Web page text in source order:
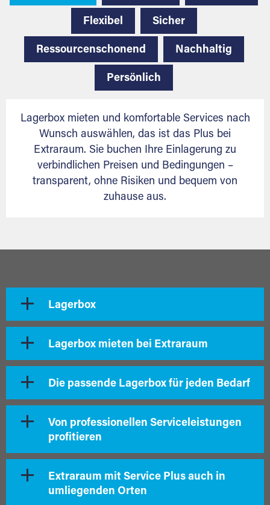
Flexibel Sicher
Ressourcenschonend Nachhaltig
Persönlich
Lagerbox mieten und komfortable Services nach
Wunsch auswählen, das ist das Plus bei
Extraraum. Sie buchen Ihre Einlagerung zu
verbindlichen Preisen und Bedingungen –
transparent, ohne Risiken und bequem von
zuhause aus.
Lagerbox
Lagerbox mieten bei Extraraum
Die passende Lagerbox für jeden Bedarf
Von professionellen Serviceleistungen
profitieren
Extraraum mit Service Plus auch in
umliegenden Orten